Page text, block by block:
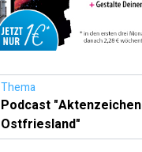
Thema
Podcast "Aktenzeichen
Ostfriesland"